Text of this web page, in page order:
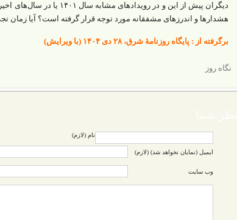
دیگران پیش از این و در
هشدارها و اندرزهای مشفقانه مورد توجه قرار گرفته است؟ آیا زمان
برگرفته از : پایگاه روزنامۀ شرق، ۲۸ دی ۱۴۰۴ (با ویرایش)
نگاه روز
نام (لازم)
ایمیل (نمایان نخواهد شد) (لازم)
وب سایت